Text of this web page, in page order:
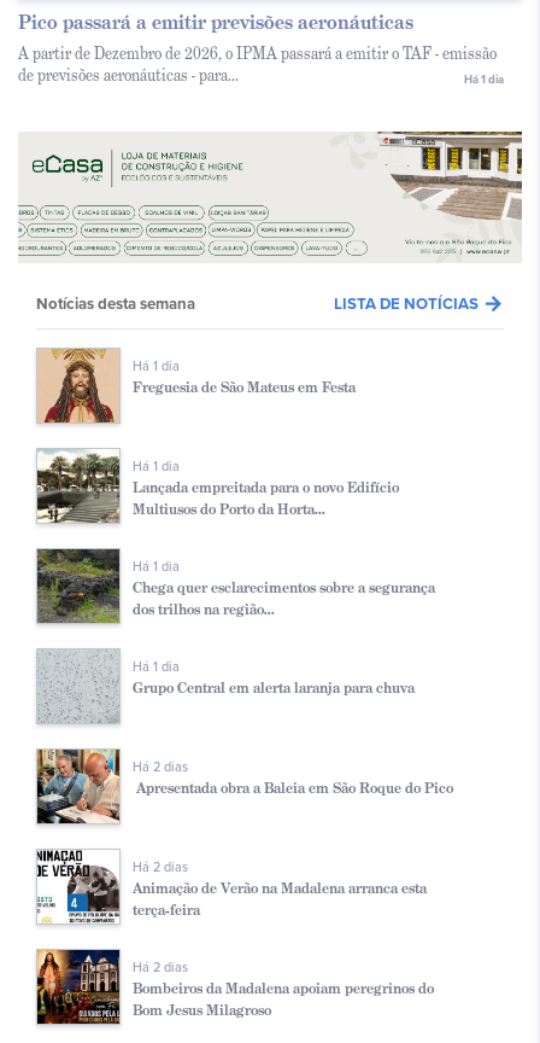
Pico passará a emitir previsões aeronáuticas
A partir de Dezembro de 2026, o IPMA passará a emitir o TAF - emissão
de previsões aeronáuticas - para...
Há 1 dia
Notícias desta semana LISTA DE NOTÍCIAS arrow_forward
Há 1 dia
Freguesia de São Mateus em Festa
Há 1 dia
Lançada empreitada para o novo Edifício
Multiusos do Porto da Horta...
Há 1 dia
Chega quer esclarecimentos sobre a segurança
dos trilhos na região...
Há 1 dia
Grupo Central em alerta laranja para chuva
Há 2 dias
Apresentada obra a Baleia em São Roque do Pico
Há 2 dias
Animação de Verão na Madalena arranca esta
terça-feira
Há 2 dias
Bombeiros da Madalena apoiam peregrinos do
Bom Jesus Milagroso